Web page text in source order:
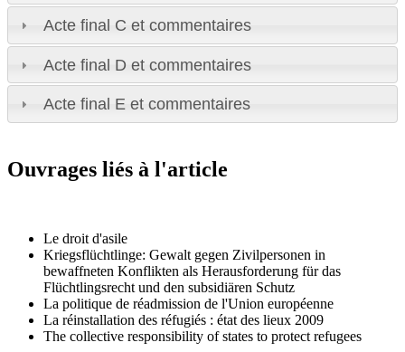
Acte final C et commentaires
Acte final D et commentaires
Acte final E et commentaires
Ouvrages liés à l'article
Le droit d'asile
Kriegsflüchtlinge: Gewalt gegen Zivilpersonen in
bewaffneten Konflikten als Herausforderung für das
Flüchtlingsrecht und den subsidiären Schutz
La politique de réadmission de l'Union européenne
La réinstallation des réfugiés : état des lieux 2009
The collective responsibility of states to protect refugees